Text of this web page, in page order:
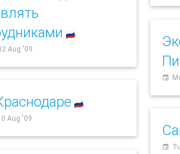
🇷🇺
Aug '09
event
🇷🇺
Aug '09
event